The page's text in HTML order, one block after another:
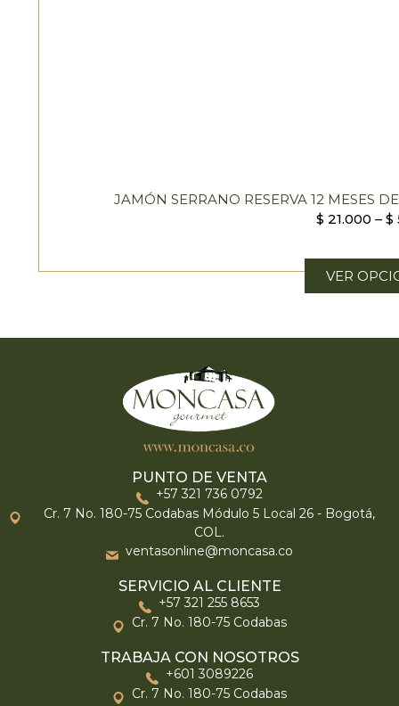
JAMÓN SERRANO RESERVA 12 MESES
$ 21.000 – $
VER
PUNTO DE VENTA
+57 321 736 0792
Cr. 7 No. 180-75 Codabas Módulo 5 Local 26 - Bogotá,
COL.
ventasonline@moncasa.co
SERVICIO AL CLIENTE
+57 321 255 8653
Cr. 7 No. 180-75 Codabas
TRABAJA CON NOSOTROS
+601 3089226
Cr. 7 No. 180-75 Codabas